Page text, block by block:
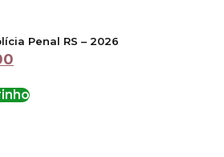
Penal RS – 2026